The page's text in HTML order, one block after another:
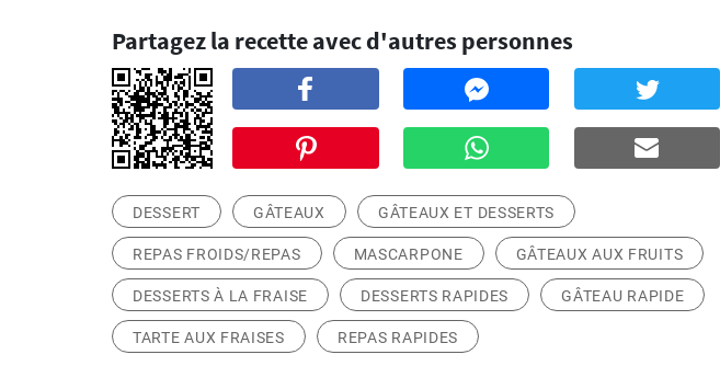
Partagez la recette avec d'autres personnes
DESSERT GÂTEAUX GÂTEAUX ET DESSERTS
REPAS FROIDS/REPAS MASCARPONE GÂTEAUX AUX FRUITS
DESSERTS À LA FRAISE DESSERTS RAPIDES GÂTEAU RAPIDE
TARTE AUX FRAISES REPAS RAPIDES